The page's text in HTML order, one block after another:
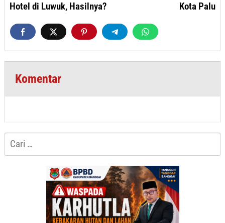
Hotel di Luwuk, Hasilnya?
Kota Palu
Komentar
Cari
untuk: